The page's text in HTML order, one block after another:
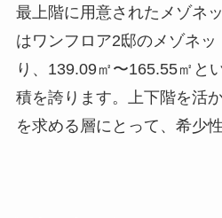
最上階に用意されたメゾネ
はワンフロア2邸のメゾネ
り、139.09㎡〜165.55㎡と
積を誇ります。上下階を活
を求める層にとって、希少